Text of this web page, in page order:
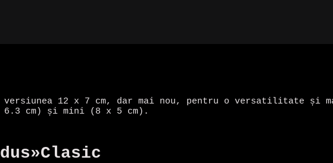
12 x 7 cm, dar mai nou, pentru o versatilitate și
cm) și mini (8 x 5 cm).
»Clasic